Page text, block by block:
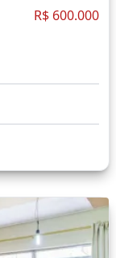
R$ 600.000